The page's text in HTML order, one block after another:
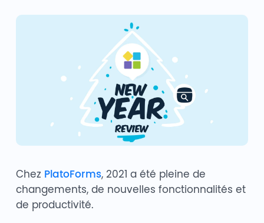
Chez PlatoForms, 2021 a été pleine de
changements, de nouvelles fonctionnalités et
de productivité.